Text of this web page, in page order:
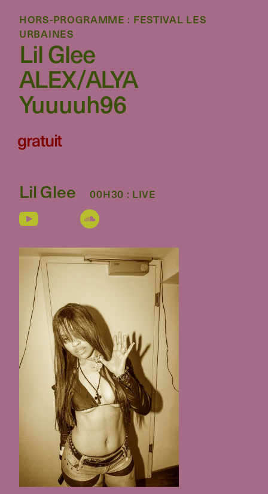
HORS-PROGRAMME : FESTIVAL LES
URBAINES
Lil Glee
ALEX/ALYA
Yuuuuh96
gratuit
Lil Glee 00H30 : LIVE